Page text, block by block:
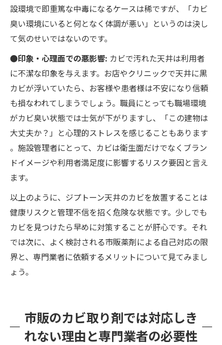
設環境で即重篤な中毒になるケースは稀ですが、「カビ
臭い環境にいると何となく体調が悪い」というのは決し
て気のせいではないのです。
●印象・心理面での悪影響: カビで汚れた天井は利用者
に不潔な印象を与えます。お店やクリニックで天井に黒
カビが浮いていたら、お客様や患者様は不安になり信頼
も損なわれてしまうでしょう。職員にとっても職場環境
がカビ臭い状態では士気が下がりますし、「この建物は
大丈夫か？」と心理的ストレスを感じることもあります​
。施設管理者にとって、カビは衛生面だけでなくブラン
ドイメージや利用者満足度に影響するリスク要因と言え
ます。
以上のように、ジプトーン天井のカビを放置することは
健康リスクと管理不信を招く危険な状態です。少しでも
カビを見つけたら早めに対策することが肝心です。それ
では次に、よく検討される市販薬剤による自己対応の限
界と、専門業者に依頼するメリットについて見てみまし
ょう。
市販のカビ取り剤では対応しき
れない理由と専門業者の必要性